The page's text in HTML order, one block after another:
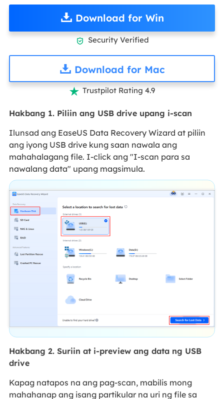
Download for Win
 Security Verified
Download for Mac
 Trustpilot Rating 4.9
Hakbang 1. Piliin ang USB drive upang i-scan
Ilunsad ang EaseUS Data Recovery Wizard at piliin
ang iyong USB drive kung saan nawala ang
mahahalagang file. I-click ang "I-scan para sa
nawalang data" upang magsimula.
Hakbang 2. Suriin at i-preview ang data ng USB
drive
Kapag natapos na ang pag-scan, mabilis mong
mahahanap ang isang partikular na uri ng file sa